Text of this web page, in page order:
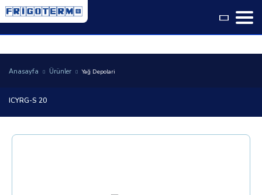
Language
Anasayfa Ürünler Yağ Depolari
ICYRG-S 20